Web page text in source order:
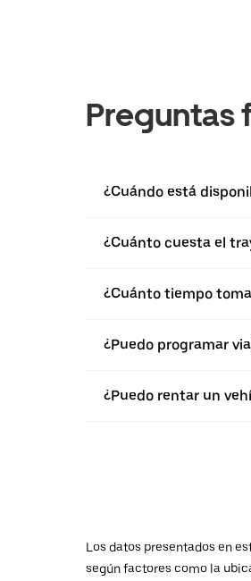
Preguntas
¿Cuándo está
¿Cuánto cuesta el
¿Cuánto tiempo
¿Puedo programar
¿Puedo rentar un
Los datos presentados en
según factores como la